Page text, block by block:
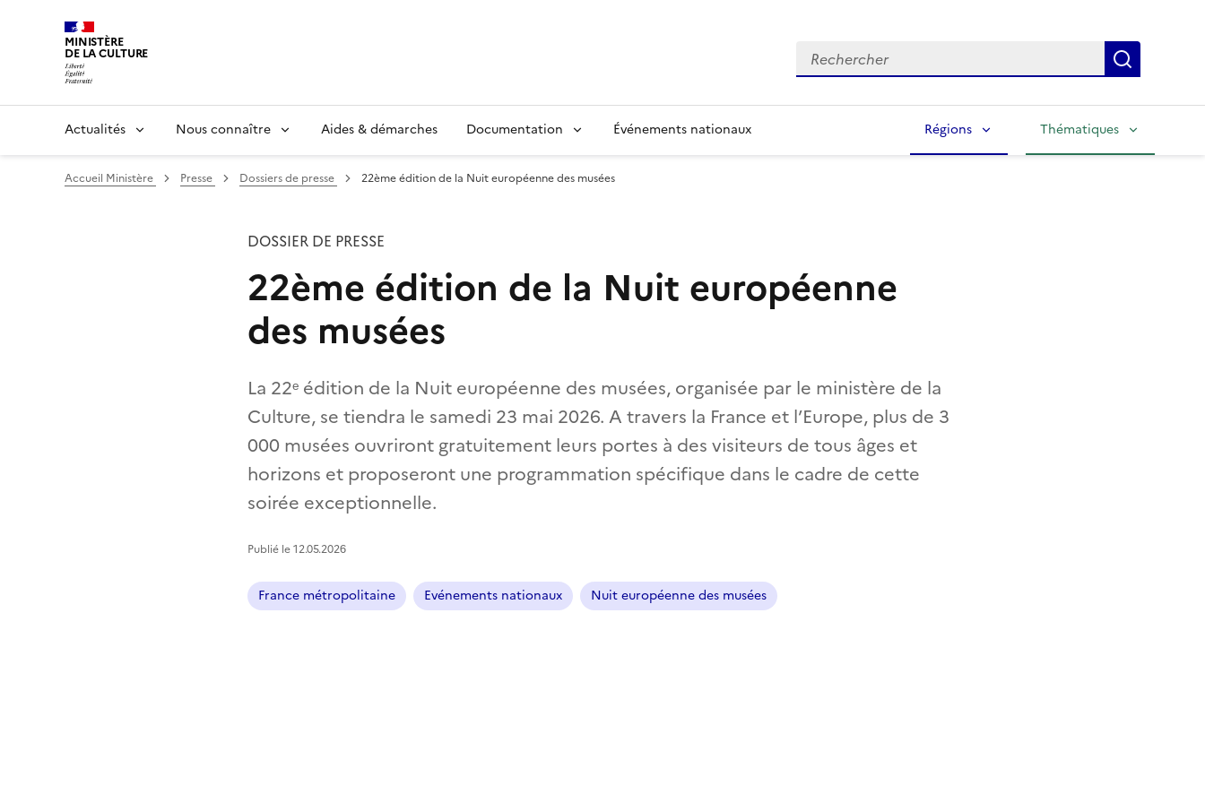
MINISTÈRE
DE LA CULTURE Rechercher
Actualités Nous connaître Aides & démarches Documentation Événements nationaux Régions Thématiques
Accueil Ministère Presse Dossiers de presse 22ème édition de la Nuit européenne des musées
DOSSIER DE PRESSE
22ème édition de la Nuit européenne
des musées
La 22ᵉ édition de la Nuit européenne des musées, organisée par le ministère de la
Culture, se tiendra le samedi 23 mai 2026. A travers la France et l’Europe, plus de 3
000 musées ouvriront gratuitement leurs portes à des visiteurs de tous âges et
horizons et proposeront une programmation spécifique dans le cadre de cette
soirée exceptionnelle.
Publié le 12.05.2026
France métropolitaine Evénements nationaux Nuit européenne des musées